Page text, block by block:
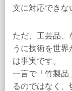
文に対応できな
ただ、工芸品、
うに技術を世
は事実です。
一言で「竹製品
るのではなく